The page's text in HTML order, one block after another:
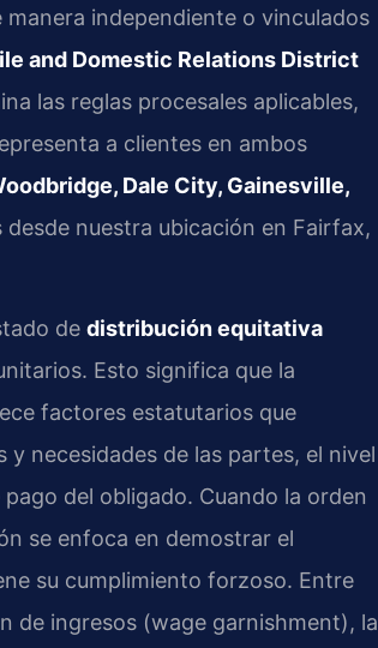
independiente o vinculados
and Domestic Relations District
las reglas procesales aplicables,
a clientes en ambos
Dale City, Gainesville,
nuestra ubicación en Fairfax,
de distribución equitativa
Esto significa que la
factores estatutarios que
necesidades de las partes, el nivel
del obligado. Cuando la orden
se enfoca en demostrar el
su cumplimiento forzoso. Entre
de ingresos (wage garnishment), la